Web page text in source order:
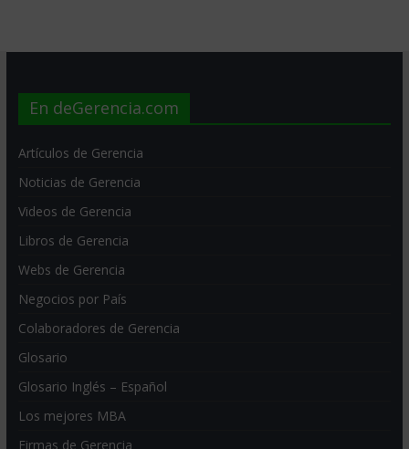
En deGerencia.com
Artículos de Gerencia
Noticias de Gerencia
Videos de Gerencia
Libros de Gerencia
Webs de Gerencia
Negocios por País
Colaboradores de Gerencia
Glosario
Glosario Inglés – Español
Los mejores MBA
Firmas de Gerencia